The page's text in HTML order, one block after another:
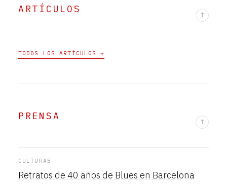
ARTÍCULOS ↑
TODOS LOS ARTÍCULOS →
PRENSA ↑
CULTURAB
Retratos de 40 años de Blues en Barcelona